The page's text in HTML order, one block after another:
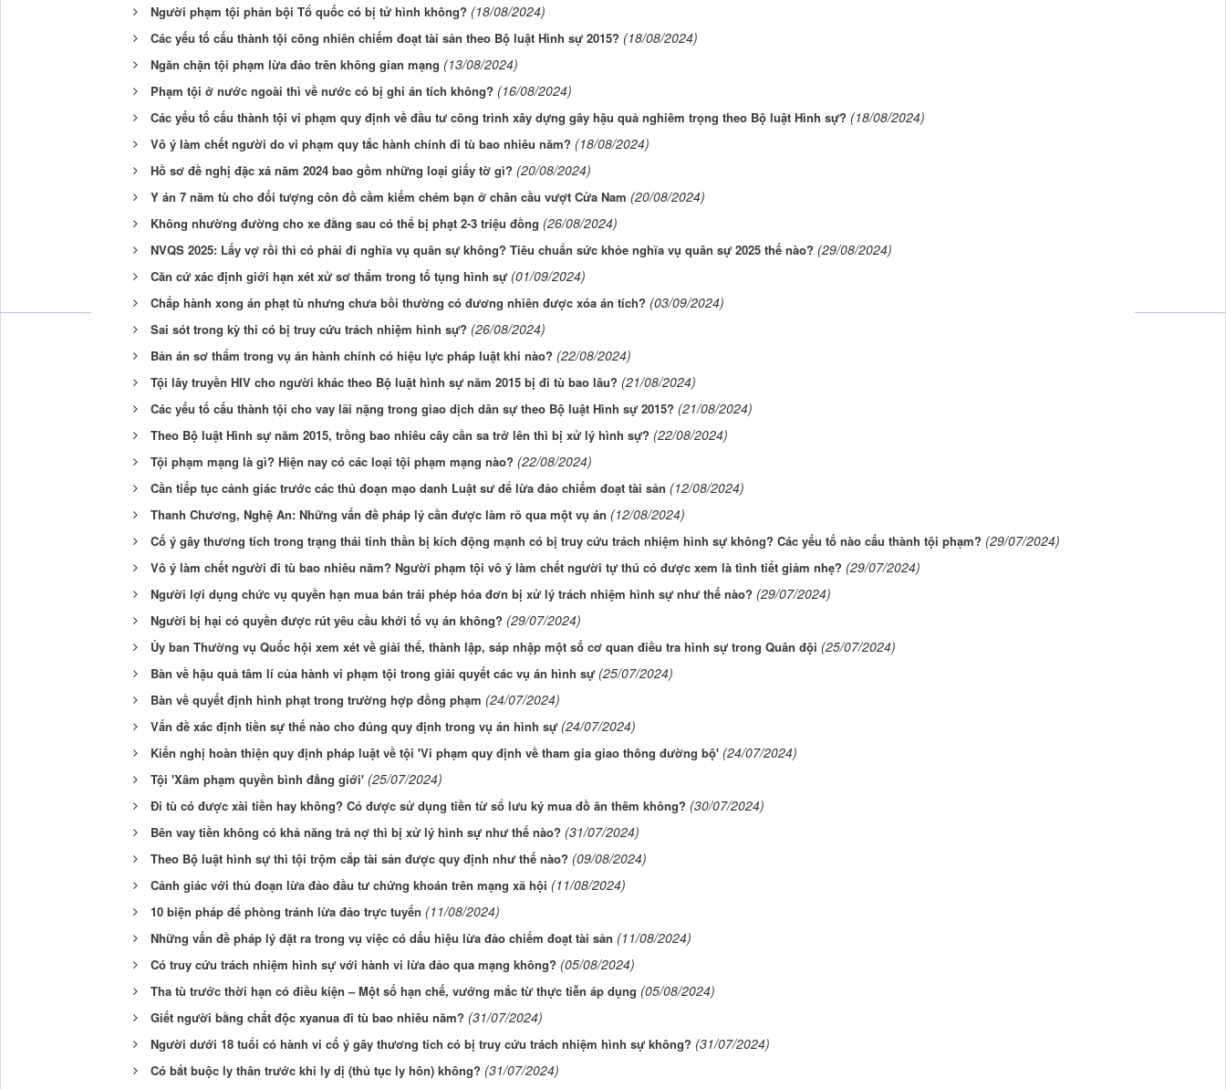
Người phạm tội phản bội Tổ quốc có bị tử hình không? (18/08/2024)
Các yếu tố cấu thành tội công nhiên chiếm đoạt tài sản theo Bộ luật Hình sự 2015? (18/08/2024)
Ngăn chặn tội phạm lừa đảo trên không gian mạng (13/08/2024)
Phạm tội ở nước ngoài thì về nước có bị ghi án tích không? (16/08/2024)
Các yếu tố cấu thành tội vi phạm quy định về đầu tư công trình xây dựng gây hậu quả nghiêm trọng theo Bộ luật Hình sự? (18/08/2024)
Vô ý làm chết người do vi phạm quy tắc hành chính đi tù bao nhiêu năm? (18/08/2024)
Hồ sơ đề nghị đặc xá năm 2024 bao gồm những loại giấy tờ gì? (20/08/2024)
Y án 7 năm tù cho đối tượng côn đồ cầm kiếm chém bạn ở chân cầu vượt Cửa Nam (20/08/2024)
Không nhường đường cho xe đằng sau có thể bị phạt 2-3 triệu đồng (26/08/2024)
NVQS 2025: Lấy vợ rồi thì có phải đi nghĩa vụ quân sự không? Tiêu chuẩn sức khỏe nghĩa vụ quân sự 2025 thế nào? (29/08/2024)
Căn cứ xác định giới hạn xét xử sơ thẩm trong tố tụng hình sự (01/09/2024)
Chấp hành xong án phạt tù nhưng chưa bồi thường có đương nhiên được xóa án tích? (03/09/2024)
Sai sót trong kỳ thi có bị truy cứu trách nhiệm hình sự? (26/08/2024)
Bản án sơ thẩm trong vụ án hành chính có hiệu lực pháp luật khi nào? (22/08/2024)
Tội lây truyền HIV cho người khác theo Bộ luật hình sự năm 2015 bị đi tù bao lâu? (21/08/2024)
Các yếu tố cấu thành tội cho vay lãi nặng trong giao dịch dân sự theo Bộ luật Hình sự 2015? (21/08/2024)
Theo Bộ luật Hình sự năm 2015, trồng bao nhiêu cây cần sa trở lên thì bị xử lý hình sự? (22/08/2024)
Tội phạm mạng là gì? Hiện nay có các loại tội phạm mạng nào? (22/08/2024)
Cần tiếp tục cảnh giác trước các thủ đoạn mạo danh Luật sư để lừa đảo chiếm đoạt tài sản (12/08/2024)
Thanh Chương, Nghệ An: Những vấn đề pháp lý cần được làm rõ qua một vụ án (12/08/2024)
Cố ý gây thương tích trong trạng thái tinh thần bị kích động mạnh có bị truy cứu trách nhiệm hình sự không? Các yếu tố nào cấu thành tội phạm? (29/07/2024)
Vô ý làm chết người đi tù bao nhiêu năm? Người phạm tội vô ý làm chết người tự thú có được xem là tình tiết giảm nhẹ? (29/07/2024)
Người lợi dụng chức vụ quyền hạn mua bán trái phép hóa đơn bị xử lý trách nhiệm hình sự như thế nào? (29/07/2024)
Người bị hại có quyền được rút yêu cầu khởi tố vụ án không? (29/07/2024)
Ủy ban Thường vụ Quốc hội xem xét về giải thể, thành lập, sáp nhập một số cơ quan điều tra hình sự trong Quân đội (25/07/2024)
Bàn về hậu quả tâm lí của hành vi phạm tội trong giải quyết các vụ án hình sự (25/07/2024)
Bàn về quyết định hình phạt trong trường hợp đồng phạm (24/07/2024)
Vấn đề xác định tiền sự thế nào cho đúng quy định trong vụ án hình sự (24/07/2024)
Kiến nghị hoàn thiện quy định pháp luật về tội 'Vi phạm quy định về tham gia giao thông đường bộ' (24/07/2024)
Tội 'Xâm phạm quyền bình đẳng giới' (25/07/2024)
Đi tù có được xài tiền hay không? Có được sử dụng tiền từ sổ lưu ký mua đồ ăn thêm không? (30/07/2024)
Bên vay tiền không có khả năng trả nợ thì bị xử lý hình sự như thế nào? (31/07/2024)
Theo Bộ luật hình sự thì tội trộm cắp tài sản được quy định như thế nào? (09/08/2024)
Cảnh giác với thủ đoạn lừa đảo đầu tư chứng khoán trên mạng xã hội (11/08/2024)
10 biện pháp để phòng tránh lừa đảo trực tuyến (11/08/2024)
Những vấn đề pháp lý đặt ra trong vụ việc có dấu hiệu lừa đảo chiếm đoạt tài sản (11/08/2024)
Có truy cứu trách nhiệm hình sự với hành vi lừa đảo qua mạng không? (05/08/2024)
Tha tù trước thời hạn có điều kiện – Một số hạn chế, vướng mắc từ thực tiễn áp dụng (05/08/2024)
Giết người bằng chất độc xyanua đi tù bao nhiêu năm? (31/07/2024)
Người dưới 18 tuổi có hành vi cố ý gây thương tích có bị truy cứu trách nhiệm hình sự không? (31/07/2024)
Có bắt buộc ly thân trước khi ly dị (thủ tục ly hôn) không? (31/07/2024)